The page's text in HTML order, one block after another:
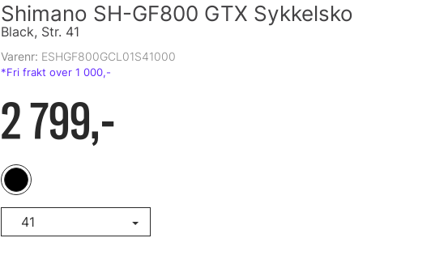
Shimano SH-GF800 GTX Sykkelsko
Black, Str. 41
Varenr: ESHGF800GCL01S41000
2 799,-
41